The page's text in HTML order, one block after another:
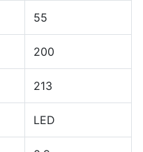
55
200
213
LED